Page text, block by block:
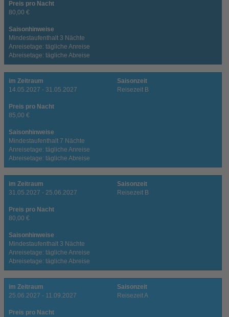
Preis pro Nacht
80,00 €
Saisonhinweise
Mindestaufenthalt 3 Nächte
Anreisetage: tägliche Anreise
Abreisetage: tägliche Abreise
im Zeitraum
14.05.2027 - 31.05.2027
Saisonzeit
Reisezeit B
Preis pro Nacht
85,00 €
Saisonhinweise
Mindestaufenthalt 7 Nächte
Anreisetage: tägliche Anreise
Abreisetage: tägliche Abreise
im Zeitraum
31.05.2027 - 25.06.2027
Saisonzeit
Reisezeit B
Preis pro Nacht
80,00 €
Saisonhinweise
Mindestaufenthalt 3 Nächte
Anreisetage: tägliche Anreise
Abreisetage: tägliche Abreise
im Zeitraum
25.06.2027 - 11.09.2027
Saisonzeit
Reisezeit A
Preis pro Nacht